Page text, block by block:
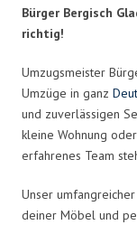
Bürger Bergisch
richtig!
Umzugsmeister
Umzüge in ganz
und zuverlässigen
kleine Wohnung
erfahrenes Team
Unser
deiner Möbel und